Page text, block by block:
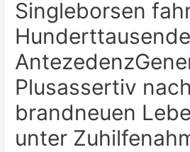
Singleborsen
Hunderttausende
Plusassertiv
brandneuen
unter